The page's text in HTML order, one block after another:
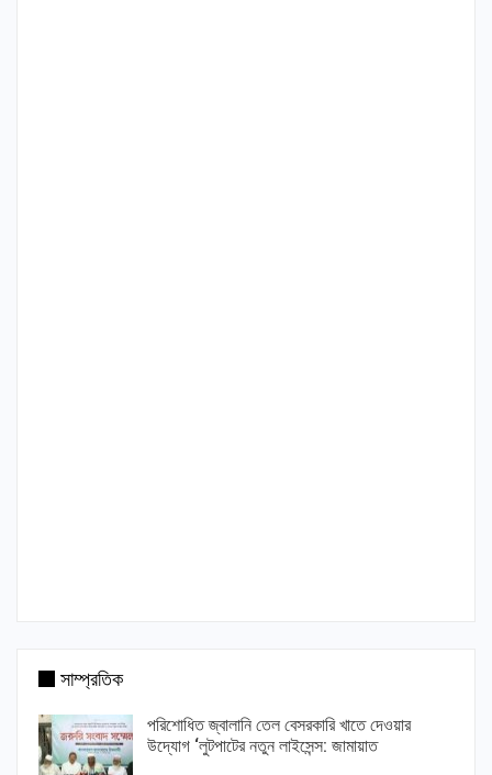
সাম্প্রতিক
পরিশোধিত জ্বালানি তেল বেসরকারি খাতে দেওয়ার
উদ্যোগ ‘লুটপাটের নতুন লাইসেন্স: জামায়াত